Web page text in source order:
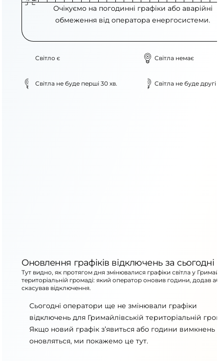
Очікуємо на погодинні графіки або аварійні
обмеження від оператора енергосистеми.
Світло є Світла немає
Світла не буде перші 30 хв. Світла не буде другі
Оновлення графіків відключень за сьогодні
Тут видно, як протягом дня змінювалися графіки світла у
територіальній громаді: який оператор оновив години, додав
скасував відключення.
Сьогодні оператори ще не змінювали графіки
відключень для Гримайлівській територіальній
Якщо новий графік з’явиться або години вимкнень
оновляться, ми покажемо це тут.